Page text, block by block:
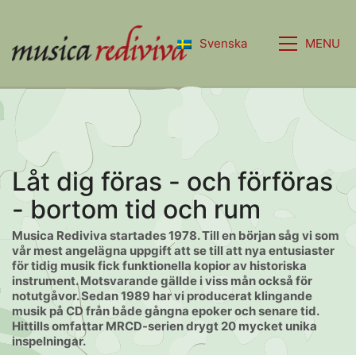
Svenska MENU
Låt dig föras - och förföras
- bortom tid och rum
Musica Rediviva startades 1978. Till en början såg vi som
vår mest angelägna uppgift att se till att nya entusiaster
för tidig musik fick funktionella kopior av historiska
instrument. Motsvarande gällde i viss mån också för
notutgåvor. Sedan 1989 har vi producerat klingande
musik på CD från både gångna epoker och senare tid.
Hittills omfattar MRCD-serien drygt 20 mycket unika
inspelningar.